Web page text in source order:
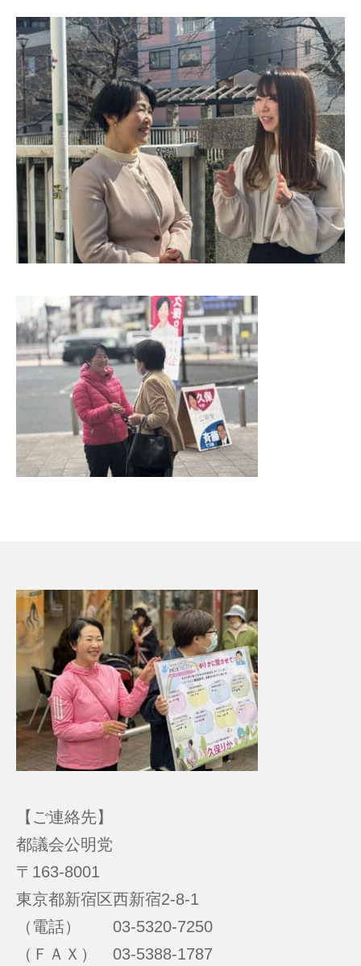
【ご連絡先】
都議会公明党
〒163-8001
東京都新宿区西新宿2-8-1
（電話） 03-5320-7250
（ＦＡＸ） 03-5388-1787